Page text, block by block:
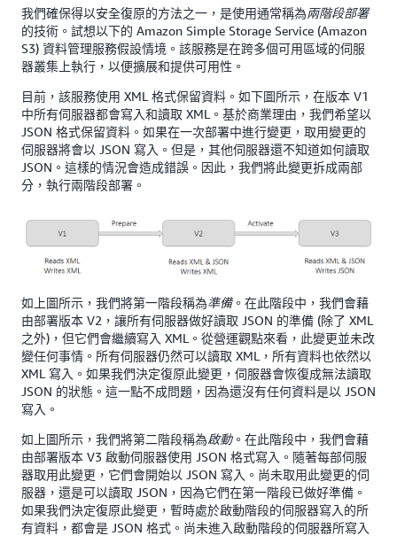
我們確保得以安全復原的方法之一，是使用通常稱為兩階段部署
的技術。試想以下的 Amazon Simple Storage Service (Amazon
S3) 資料管理服務假設情境。該服務是在跨多個可用區域的伺服
器叢集上執行，以便擴展和提供可用性。
目前，該服務使用 XML 格式保留資料。如下圖所示，在版本 V1
中所有伺服器都會寫入和讀取 XML。基於商業理由，我們希望以
JSON 格式保留資料。如果在一次部署中進行變更，取用變更的
伺服器將會以 JSON 寫入。但是，其他伺服器還不知道如何讀取
JSON。這樣的情況會造成錯誤。因此，我們將此變更拆成兩部
分，執行兩階段部署。
如上圖所示，我們將第一階段稱為準備。在此階段中，我們會藉
由部署版本 V2，讓所有伺服器做好讀取 JSON 的準備 (除了 XML
之外)，但它們會繼續寫入 XML。從營運觀點來看，此變更並未改
變任何事情。所有伺服器仍然可以讀取 XML，所有資料也依然以
XML 寫入。如果我們決定復原此變更，伺服器會恢復成無法讀取
JSON 的狀態。這一點不成問題，因為還沒有任何資料是以 JSON
寫入。
如上圖所示，我們將第二階段稱為啟動。在此階段中，我們會藉
由部署版本 V3 啟動伺服器使用 JSON 格式寫入。隨著每部伺服
器取用此變更，它們會開始以 JSON 寫入。尚未取用此變更的伺
服器，還是可以讀取 JSON，因為它們在第一階段已做好準備。
如果我們決定復原此變更，暫時處於啟動階段的伺服器寫入的所
有資料，都會是 JSON 格式。尚未進入啟動階段的伺服器所寫入